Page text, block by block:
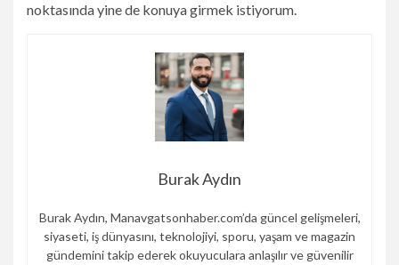
noktasında yine de konuya girmek istiyorum.
Burak Aydın
Burak Aydın, Manavgatsonhaber.com’da güncel gelişmeleri,
siyaseti, iş dünyasını, teknolojiyi, sporu, yaşam ve magazin
gündemini takip ederek okuyuculara anlaşılır ve güvenilir